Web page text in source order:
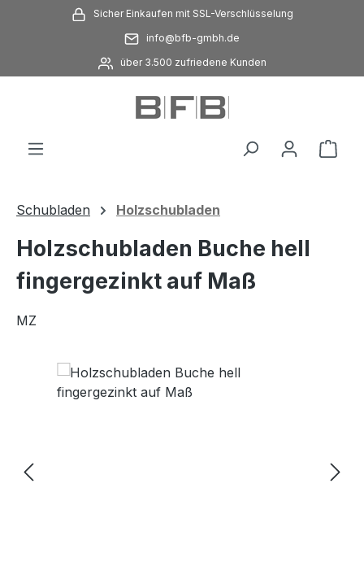
Zum Hauptinhalt springenSicher Einkaufen mit SSL-Verschlüsselung
info@bfb-gmbh.de
über 3.500 zufriedene Kunden
Schubladen Holzschubladen
Holzschubladen Buche hell
fingergezinkt auf Maß
MZ